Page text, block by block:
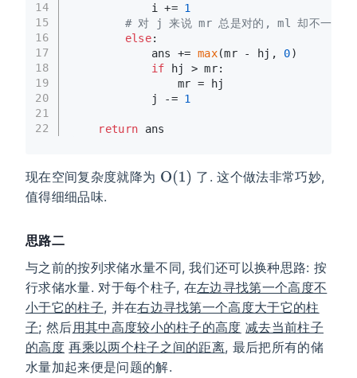
14
15
16
17
18
19
20
21
22
            i +=
1
# 对 j 来说 mr 总是对的, ml 却不一定
else:
            ans +=
max(mr - hj, 0)
if hj > mr:
                mr = hj
            j -=
1
return ans
现在空间复杂度就降为
了. 这个做法非常巧妙,
值得细细品味.
思路二
与之前的按列求储水量不同, 我们还可以换种思路: 按
行求储水量. 对于每个柱子, 在左边寻找第一个高度不
小于它的柱子, 并在右边寻找第一个高度大于它的柱
子; 然后用其中高度较小的柱子的高度 减去当前柱子
的高度 再乘以两个柱子之间的距离, 最后把所有的储
水量加起来便是问题的解.